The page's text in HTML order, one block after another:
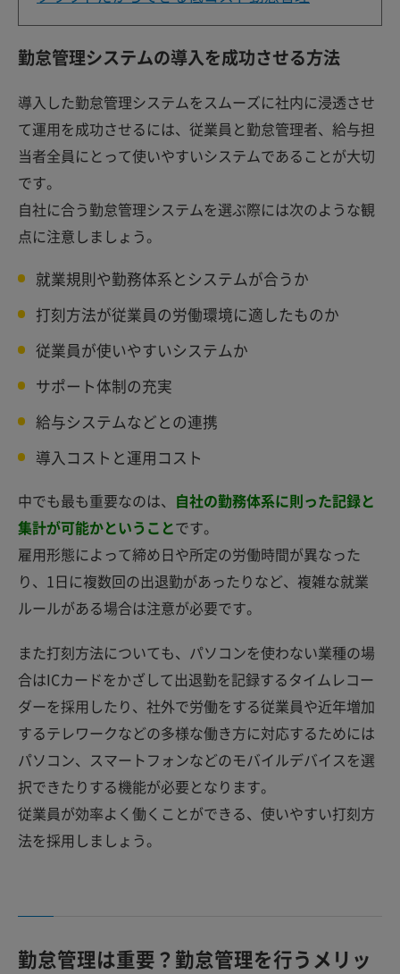
勤怠管理システムの導入を成功させる方法
導入した勤怠管理システムをスムーズに社内に浸透させ
て運用を成功させるには、従業員と勤怠管理者、給与担
当者全員にとって使いやすいシステムであることが大切
です。
自社に合う勤怠管理システムを選ぶ際には次のような観
点に注意しましょう。
就業規則や勤務体系とシステムが合うか
打刻方法が従業員の労働環境に適したものか
従業員が使いやすいシステムか
サポート体制の充実
給与システムなどとの連携
導入コストと運用コスト
中でも最も重要なのは、 自社の勤務体系に則った記録と
集計が可能かということです。
雇用形態によって締め日や所定の労働時間が異なった
り、1日に複数回の出退勤があったりなど、複雑な就業
ルールがある場合は注意が必要です。
また打刻方法についても、パソコンを使わない業種の場
合はICカードをかざして出退勤を記録するタイムレコー
ダーを採用したり、社外で労働をする従業員や近年増加
するテレワークなどの多様な働き方に対応するためには
パソコン、スマートフォンなどのモバイルデバイスを選
択できたりする機能が必要となります。
従業員が効率よく働くことができる、使いやすい打刻方
法を採用しましょう。
勤怠管理は重要？勤怠管理を行うメリッ